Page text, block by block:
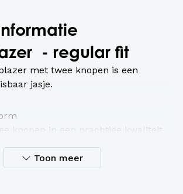
- regular fit
met twee knopen is een
jasje.
knopen in een prachtige kwaliteit
veelzijdig, zowel voor werk- als
Toon meer